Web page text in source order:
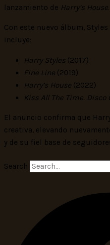
lanzamiento de Harry’s House.
Con este nuevo álbum,
incluye:
Harry Styles (2017)
Fine Line (2019)
Harry’s House (2022)
Kiss All The Time. Disco
El anuncio confirma que
creativa, elevando
y de su fiel base de
Search